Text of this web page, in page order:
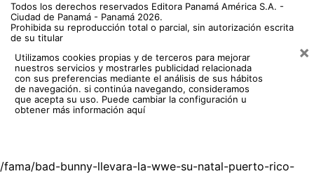
Todos los derechos reservados Editora Panamá América S.A. -
Ciudad de Panamá - Panamá 2026.
Prohibida su reproducción total o parcial, sin autorización escrita
de su titular
Utilizamos cookies propias y de terceros para mejorar
nuestros servicios y mostrarles publicidad relacionada
con sus preferencias mediante el análisis de sus hábitos
de navegación. si continúa navegando, consideramos
que acepta su uso. Puede cambiar la configuración u
obtener más información aquí
×
/fama/bad-bunny-llevara-la-wwe-su-natal-puerto-rico-